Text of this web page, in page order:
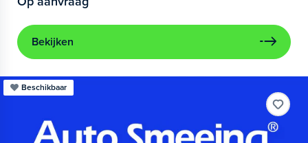
Bekijken
Beschikbaar